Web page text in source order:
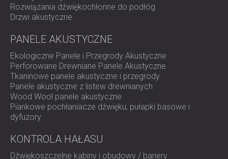
Rozwiązania dźwiękochłonne do podłóg
Drzwi akustyczne
PANELE AKUSTYCZNE
Ekologiczne Panele i Przegrody Akustyczne
Perforowane Drewniane Panele Akustyczne
Tkaninowe panele akustyczne i przegrody
Panele akustyczne z listew drewnianych
Wood Wool panele akustyczne
Piankowe pochłaniacze dźwięku, pułapki basowe i
dyfuzory
KONTROLA HAŁASU
Dźwiękoszczelne kabiny i obudowy / bariery